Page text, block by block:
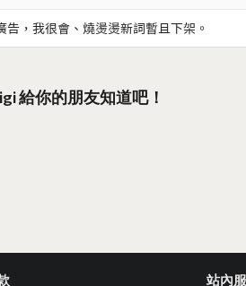
，我很會、燒燙燙新詞暫且下架。
給你的朋友知道吧！
站內